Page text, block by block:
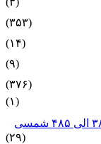
(۳۵۳)
(۱۴)
(۹)
(۳۷۶)
(۱)
(۲۹)